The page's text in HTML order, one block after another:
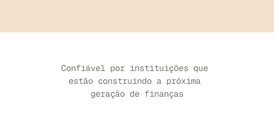
Confiável por instituições que
estão construindo a próxima
geração de finanças